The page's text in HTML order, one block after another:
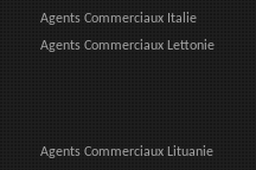
Agents Commerciaux Italie
Agents Commerciaux Lettonie
Agents Commerciaux Lituanie